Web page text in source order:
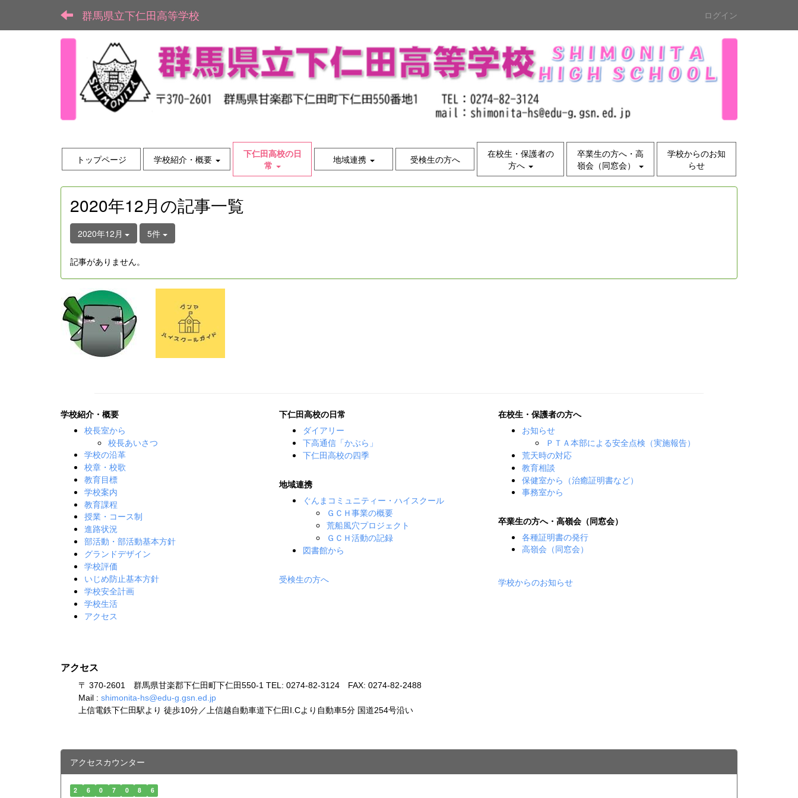
群馬県立下仁田高等学校 ログイン
トップページ 学校紹介・概要
下仁田高校の日
常
地域連携 受検生の方へ
在校生・保護者の
方へ
卒業生の方へ・高
嶺会（同窓会）
学校からのお知
らせ
2020年12月の記事一覧
2020年12月 5件
記事がありません。
学校紹介・概要
校長室から
校長あいさつ
学校の沿革
校章・校歌
教育目標
学校案内
教育課程
授業・コース制
進路状況
部活動・部活動基本方針
グランドデザイン
学校評価
いじめ防止基本方針
学校安全計画
学校生活
アクセス
下仁田高校の日常
ダイアリー
下高通信「かぶら」
下仁田高校の四季
地域連携
ぐんまコミュニティー・ハイスクール
ＧＣＨ事業の概要
荒船風穴プロジェクト
ＧＣＨ活動の記録
図書館から
受検生の方へ
在校生・保護者の方へ
お知らせ
ＰＴＡ本部による安全点検（実施報告）
荒天時の対応
教育相談
保健室から（治癒証明書など）
事務室から
卒業生の方へ・高嶺会（同窓会）
各種証明書の発行
高嶺会（同窓会）
学校からのお知らせ
アクセス
〒 370-2601 群馬県甘楽郡下仁田町下仁田550-1 TEL: 0274-82-3124 FAX: 0274-82-2488
Mail : shimonita-hs@edu-g.gsn.ed.jp
上信電鉄下仁田駅より 徒歩10分／上信越自動車道下仁田I.Cより自動車5分 国道254号沿い
アクセスカウンター
2 6 0 7 0 8 6